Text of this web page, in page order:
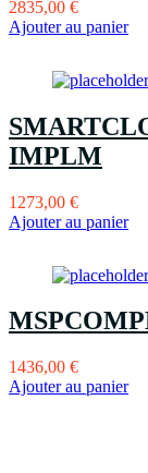
2835,00 €
Ajouter au panier
IMPLM
1273,00 €
Ajouter au panier
1436,00 €
Ajouter au panier